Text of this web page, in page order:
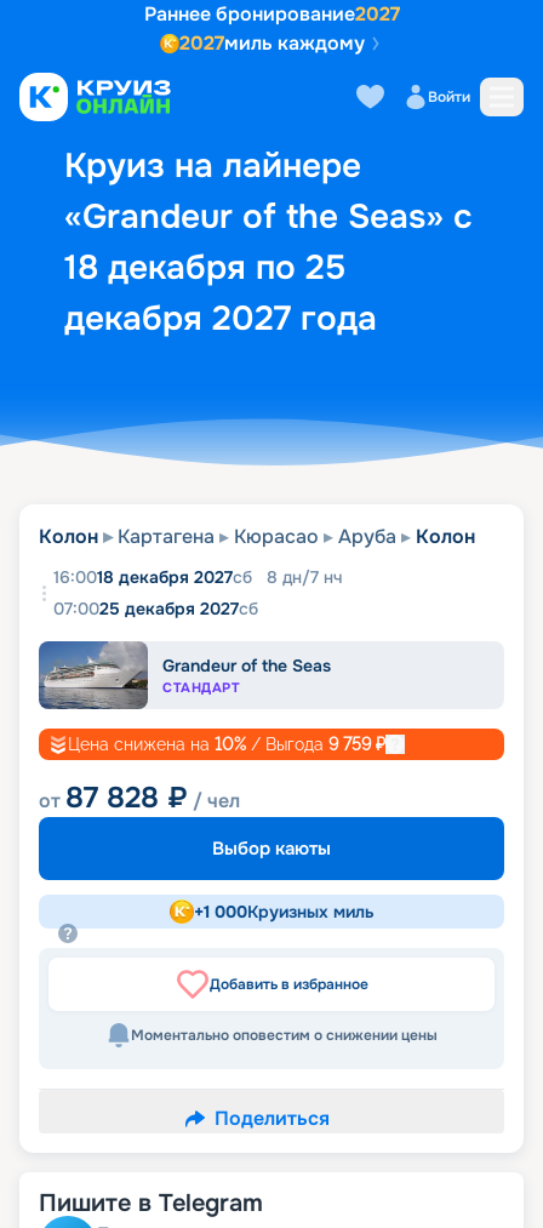
Раннее бронирование2027
2027миль каждому
Войти
Круиз на лайнере
«Grandeur of the Seas» с
18 декабря по 25
декабря 2027 года
Выбор кают Маршрут и
Колон Картагена Кюрасао Аруба Колон
16:0018 декабря 2027сб 8 дн/7 нч
07:0025 декабря 2027сб
Grandeur of the Seas
СТАНДАРТ
Цена снижена на 10% / Выгода 9 759₽
от 87 828 ₽ / чел
Выбор каюты
+1 000Круизных миль
Добавить в избранное
Моментально оповестим о снижении цены
Поделиться
Пишите в Telegram